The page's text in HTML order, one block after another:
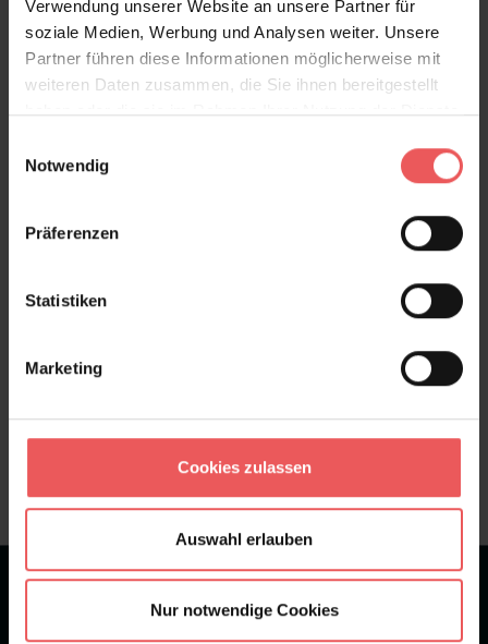
Verwendung unserer Website an unsere Partner für
soziale Medien, Werbung und Analysen weiter. Unsere
Partner führen diese Informationen möglicherweise mit
weiteren Daten zusammen, die Sie ihnen bereitgestellt
haben oder die sie im Rahmen Ihrer Nutzung der Dienste
Notwendig
Präferenzen
Statistiken
Marketing
Cookies zulassen
Auswahl erlauben
Nur notwendige Cookies
Natur und Design harmonisch verbindet.
Produktdetails
Frage stellen
+49 (0)221 932 81 82